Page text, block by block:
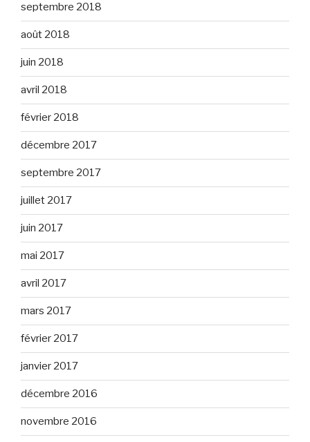
septembre 2018
août 2018
juin 2018
avril 2018
février 2018
décembre 2017
septembre 2017
juillet 2017
juin 2017
mai 2017
avril 2017
mars 2017
février 2017
janvier 2017
décembre 2016
novembre 2016